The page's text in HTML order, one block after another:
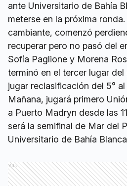
ante Universitario de Bahía
meterse en la próxima
cambiante, comenzó
recuperar pero no pasó del
Sofía Paglione y Morena
terminó en el tercer lugar
jugar reclasificación del 5° al
Mañana, jugará primero
a Puerto Madryn desde las
será la semifinal de Mar del
Universitario de Bahía
Ads